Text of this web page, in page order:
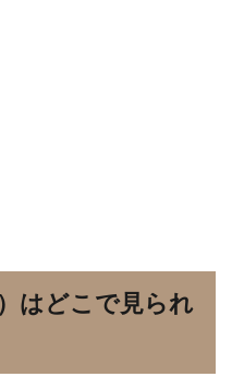
はどこで見られ